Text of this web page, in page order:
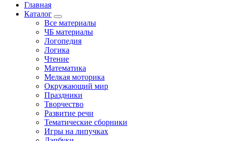
Главная
Каталог
Все материалы
ЧБ материалы
Логопедия
Логика
Чтение
Математика
Мелкая моторика
Окружающий мир
Праздники
Творчество
Развитие речи
Тематические сборники
Игры на липучках